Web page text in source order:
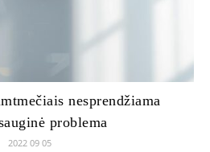
nesprendžiama
problema
2022 09 05